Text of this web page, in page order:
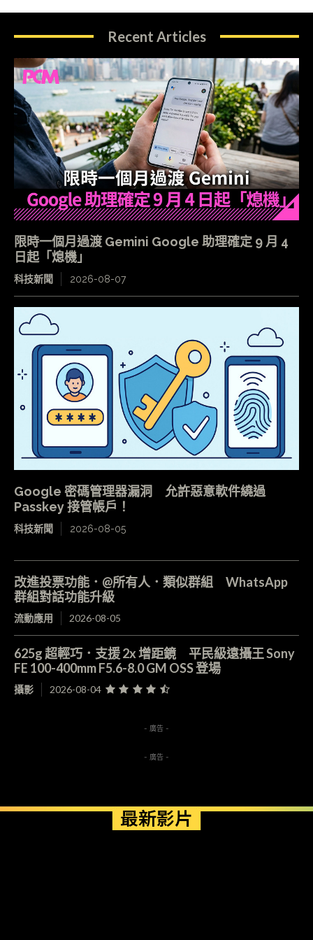
Recent Articles
限時一個月過渡 Gemini Google 助理確定 9 月 4
日起「熄機」
科技新聞 2026-08-07
Google 密碼管理器漏洞 允許惡意軟件繞過
Passkey 接管帳戶！
科技新聞 2026-08-05
改進投票功能．@所有人．類似群組 WhatsApp
群組對話功能升級
流動應用 2026-08-05
625g 超輕巧．支援 2x 增距鏡 平民級遠攝王 Sony
FE 100-400mm F5.6-8.0 GM OSS 登場
攝影 2026-08-04
- 廣告 -
- 廣告 -
最新影片